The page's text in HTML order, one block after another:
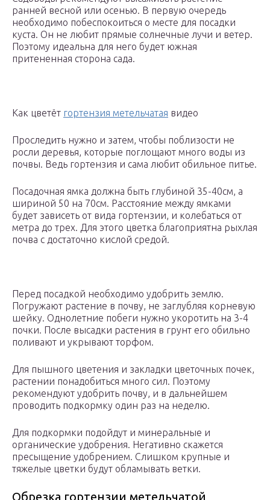
ранней весной или осенью. В первую очередь
необходимо побеспокоиться о месте для посадки
куста. Он не любит прямые солнечные лучи и ветер.
Поэтому идеальна для него будет южная
притененная сторона сада.
Как цветёт гортензия метельчатая видео
Проследить нужно и затем, чтобы поблизости не
росли деревья, которые поглощают много воды из
почвы. Ведь гортензия и сама любит обильное питье.
Посадочная ямка должна быть глубиной 35-40см, а
шириной 50 на 70см. Расстояние между ямками
будет зависеть от вида гортензии, и колебаться от
метра до трех. Для этого цветка благоприятна рыхлая
почва с достаточно кислой средой.
Перед посадкой необходимо удобрить землю.
Погружают растение в почву, не заглубляя корневую
шейку. Однолетние побеги нужно укоротить на 3-4
почки. После высадки растения в грунт его обильно
поливают и укрывают торфом.
Для пышного цветения и закладки цветочных почек,
растении понадобиться много сил. Поэтому
рекомендуют удобрить почву, и в дальнейшем
проводить подкормку один раз на неделю.
Для подкормки подойдут и минеральные и
органические удобрения. Негативно скажется
пресыщение удобрением. Слишком крупные и
тяжелые цветки будут обламывать ветки.
Обрезка гортензии метельчатой